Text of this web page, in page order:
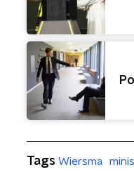
Tags Wiersma